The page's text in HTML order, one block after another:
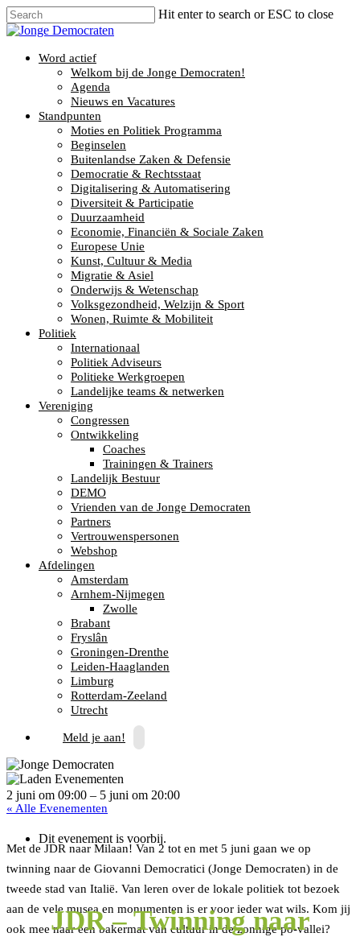
Hit enter to search or ESC to close
Word actief
Welkom bij de Jonge Democraten!
Agenda
Nieuws en Vacatures
Standpunten
Moties en Politiek Programma
Beginselen
Buitenlandse Zaken & Defensie
Democratie & Rechtsstaat
Digitalisering & Automatisering
Diversiteit & Participatie
Duurzaamheid
Economie, Financiën & Sociale Zaken
Europese Unie
Kunst, Cultuur & Media
Migratie & Asiel
Onderwijs & Wetenschap
Volksgezondheid, Welzijn & Sport
Wonen, Ruimte & Mobiliteit
Politiek
Internationaal
Politiek Adviseurs
Politieke Werkgroepen
Landelijke teams & netwerken
Vereniging
Congressen
Ontwikkeling
Coaches
Trainingen & Trainers
Landelijk Bestuur
DEMO
Vrienden van de Jonge Democraten
Partners
Vertrouwenspersonen
Webshop
Afdelingen
Amsterdam
Arnhem-Nijmegen
Zwolle
Brabant
Fryslân
Groningen-Drenthe
Leiden-Haaglanden
Limburg
Rotterdam-Zeeland
Utrecht
Meld je aan!
« Alle Evenementen
Dit evenement is voorbij.
JDR – Twinning naar
2 juni om 09:00 – 5 juni om 20:00
Met de JDR naar Milaan! Van 2 tot en met 5 juni gaan we op
twinning naar de Giovanni Democratici (Jonge Democraten) in de
tweede stad van Italië. Van leren over de lokale politiek tot bezoek
aan de vele musea en monumenten is er voor ieder wat wils. Kom jij
ook mee naar een bakermat van cultuur in de zonnige po-vallei?